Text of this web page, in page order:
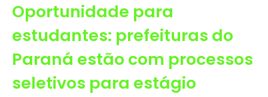
Oportunidade para
estudantes: prefeituras do
Paraná estão com processos
seletivos para estágio